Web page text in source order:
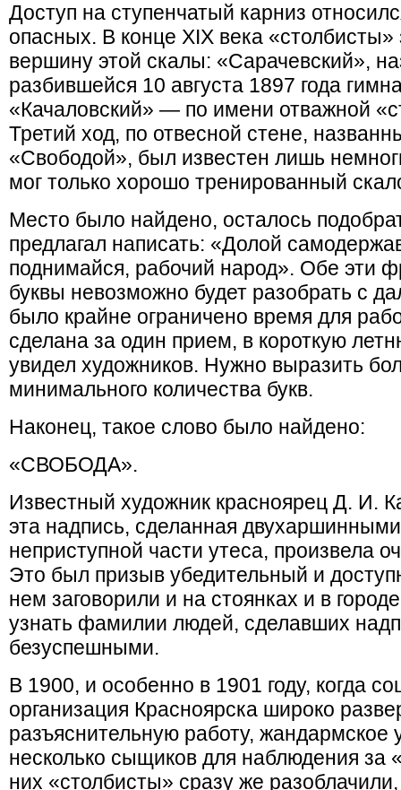
Доступ на ступенчатый карниз
опасных. В конце XIX века «столбисты»
вершину этой скалы: «Сарачевский»,
разбившейся 10 августа 1897 года
«Качаловский» — по имени отважной
Третий ход, по отвесной стене,
«Свободой», был известен лишь
мог только хорошо тренированный
Место было найдено, осталось
предлагал написать: «Долой
поднимайся, рабочий народ». Обе эти
буквы невозможно будет разобрать с
было крайне ограничено время для
сделана за один прием, в короткую
увидел художников. Нужно выразить
минимального количества букв.
Наконец, такое слово было найдено:
«СВОБОДА».
Известный художник красноярец Д. И.
эта надпись, сделанная
неприступной части утеса, произвела
Это был призыв убедительный и
нем заговорили и на стоянках и в
узнать фамилии людей, сделавших
безуспешными.
В 1900, и особенно в 1901 году, когда
организация Красноярска широко
разъяснительную работу, жандармское
несколько сыщиков для наблюдения за
них «столбисты» сразу же